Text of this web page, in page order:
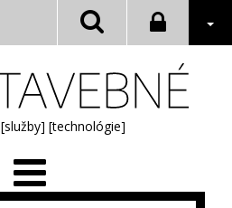
[služby] [technológie]